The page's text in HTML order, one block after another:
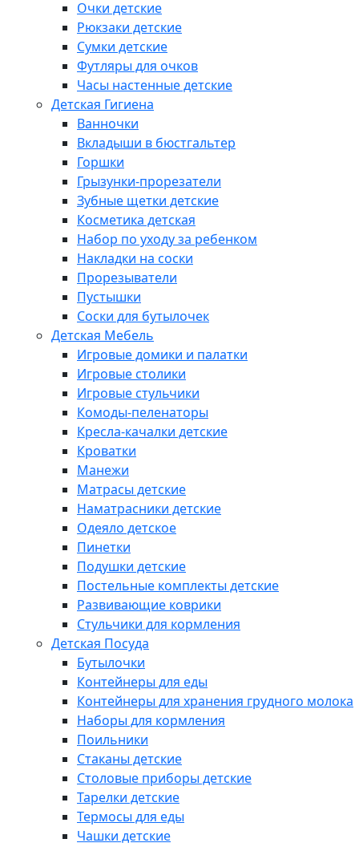
Очки детские
Рюкзаки детские
Сумки детские
Футляры для очков
Часы настенные детские
Детская Гигиена
Ванночки
Вкладыши в бюстгальтер
Горшки
Грызунки-прорезатели
Зубные щетки детские
Косметика детская
Набор по уходу за ребенком
Накладки на соски
Прорезыватели
Пустышки
Соски для бутылочек
Детская Мебель
Игровые домики и палатки
Игровые столики
Игровые стульчики
Комоды-пеленаторы
Кресла-качалки детские
Кроватки
Манежи
Матрасы детские
Наматрасники детские
Одеяло детское
Пинетки
Подушки детские
Постельные комплекты детские
Развивающие коврики
Стульчики для кормления
Детская Посуда
Бутылочки
Контейнеры для еды
Контейнеры для хранения грудного молока
Наборы для кормления
Поильники
Стаканы детские
Столовые приборы детские
Тарелки детские
Термосы для еды
Чашки детские